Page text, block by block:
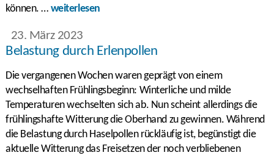
können. … weiterlesen
23. März 2023
Belastung durch Erlenpollen
Die vergangenen Wochen waren geprägt von einem
wechselhaften Frühlingsbeginn: Winterliche und milde
Temperaturen wechselten sich ab. Nun scheint allerdings die
frühlingshafte Witterung die Oberhand zu gewinnen. Während
die Belastung durch Haselpollen rückläufig ist, begünstigt die
aktuelle Witterung das Freisetzen der noch verbliebenen